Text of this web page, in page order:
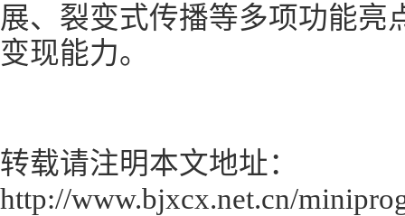
展、裂变式传播等多项功能亮
变现能力。
转载请注明本文地址：
http://www.bjxcx.net.cn/